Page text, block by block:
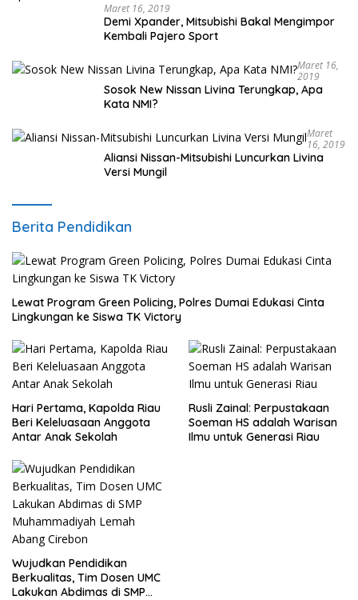
Maret 16, 2019
Demi Xpander, Mitsubishi Bakal Mengimpor
Kembali Pajero Sport
Maret 16,
2019
Sosok New Nissan Livina Terungkap, Apa
Kata NMI?
Maret
16, 2019
Aliansi Nissan-Mitsubishi Luncurkan Livina
Versi Mungil
Berita Pendidikan
Lewat Program Green Policing, Polres Dumai Edukasi Cinta
Lingkungan ke Siswa TK Victory
Hari Pertama, Kapolda Riau
Beri Keleluasaan Anggota
Antar Anak Sekolah
Rusli Zainal: Perpustakaan
Soeman HS adalah Warisan
Ilmu untuk Generasi Riau
Wujudkan Pendidikan
Berkualitas, Tim Dosen UMC
Lakukan Abdimas di SMP